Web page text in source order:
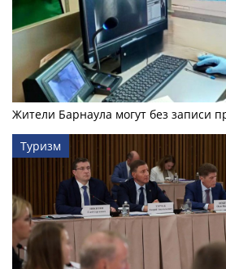
Жители Барнаула могут без записи
Туризм